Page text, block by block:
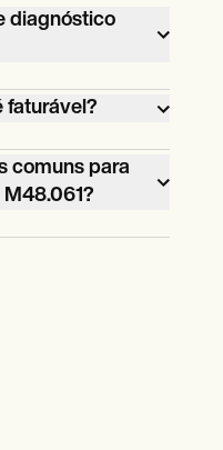
diagnóstico
precisa
ele não
de
faturável?
de
ser usado
comuns para